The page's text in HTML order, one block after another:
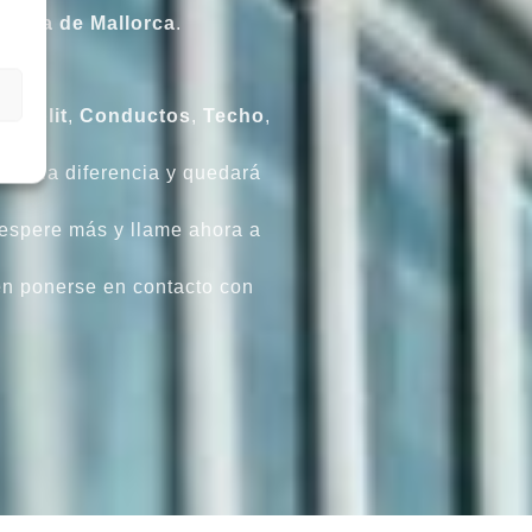
Palma de Mallorca.
, Conductos, Techo,
la diferencia y quedará
más y llame ahora a
ponerse en contacto con